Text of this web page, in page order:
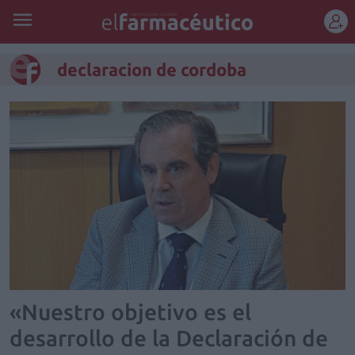
declaracion de cordoba
«Nuestro objetivo es el
desarrollo de la Declaración de